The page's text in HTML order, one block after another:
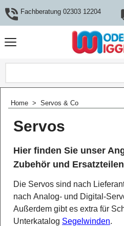
Fachberatung 02303 12204
Home > Servos & Co
Servos
Hier finden Sie unser
Zubehör und
Die Servos sind nach
nach Analog- und Digital-
Außerdem gibt es extra für
Unterkatalog Segelwinden.